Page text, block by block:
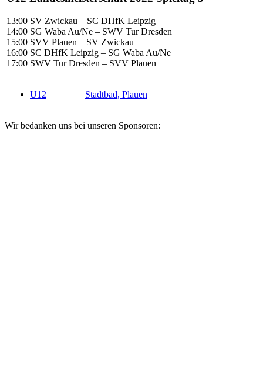
13:00 SV Zwickau – SC DHfK Leipzig
14:00 SG Waba Au/Ne – SWV Tur Dresden
15:00 SVV Plauen – SV Zwickau
16:00 SC DHfK Leipzig – SG Waba Au/Ne
17:00 SWV Tur Dresden – SVV Plauen
U12 Stadtbad, Plauen
Wir bedanken uns bei unseren Sponsoren: